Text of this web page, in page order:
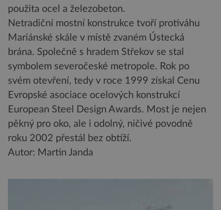
použita ocel a železobeton.
Netradiční mostní konstrukce tvoří protiváhu
Mariánské skále v místě zvaném Ústecká
brána. Společně s hradem Střekov se stal
symbolem severočeské metropole. Rok po
svém otevření, tedy v roce 1999 získal Cenu
Evropské asociace ocelových konstrukcí
European Steel Design Awards. Most je nejen
pěkný pro oko, ale i odolný, ničivé povodně
roku 2002 přestál bez obtíží.
Autor: Martin Janda